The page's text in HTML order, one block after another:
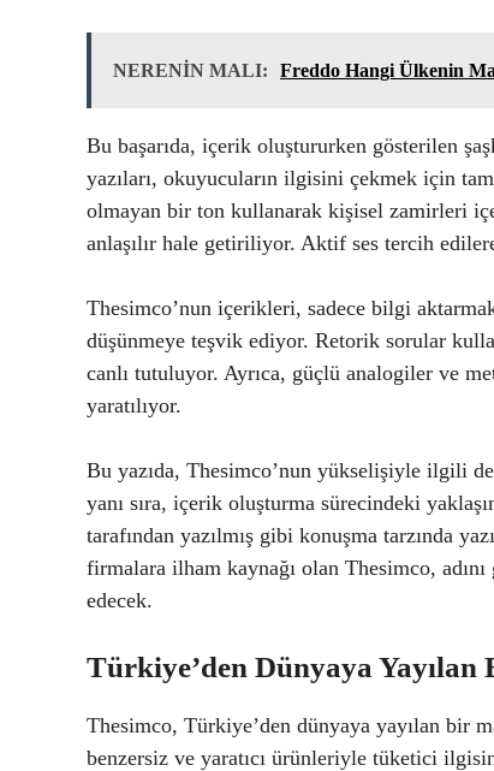
NERENİN MALI: Freddo Hangi Ülkenin
Bu başarıda, içerik oluştururken gösterilen
yazıları, okuyucuların ilgisini çekmek için
olmayan bir ton kullanarak kişisel zamirleri
anlaşılır hale getiriliyor. Aktif ses tercih
Thesimco’nun içerikleri, sadece bilgi
düşünmeye teşvik ediyor. Retorik sorular
canlı tutuluyor. Ayrıca, güçlü analogiler ve
yaratılıyor.
Bu yazıda, Thesimco’nun yükselişiyle ilgili
yanı sıra, içerik oluşturma sürecindeki
tarafından yazılmış gibi konuşma tarzında
firmalara ilham kaynağı olan Thesimco,
edecek.
Türkiye’den Dünyaya
Thesimco, Türkiye’den dünyaya yayılan bir
benzersiz ve yaratıcı ürünleriyle tüketici